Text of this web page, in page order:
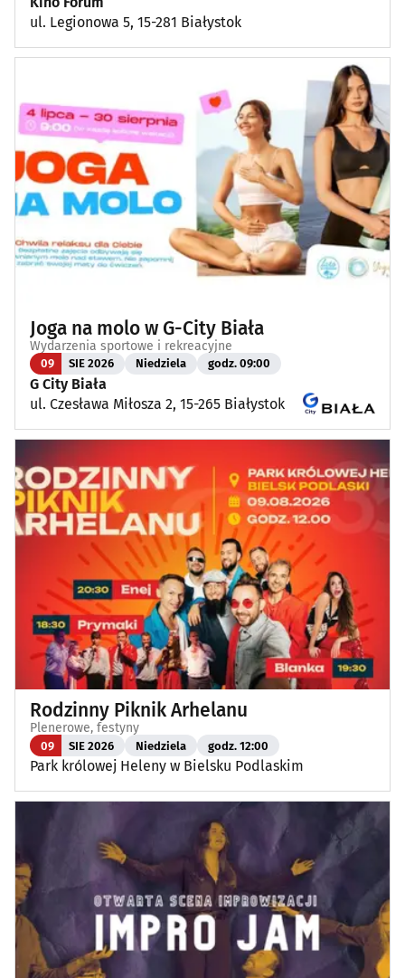
ul. Legionowa 5, 15-281 Białystok
Joga na molo w G-City Biała
Wydarzenia sportowe i rekreacyjne
09 SIE 2026 Niedziela godz. 09:00
G City Biała
ul. Czesława Miłosza 2, 15-265 Białystok
Rodzinny Piknik Arhelanu
Plenerowe, festyny
09 SIE 2026 Niedziela godz. 12:00
Park królowej Heleny w Bielsku Podlaskim